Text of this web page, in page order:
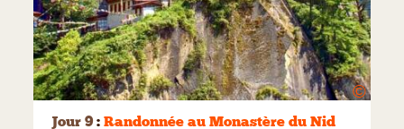
©
Jour 9: Randonnée au Monastère du Nid